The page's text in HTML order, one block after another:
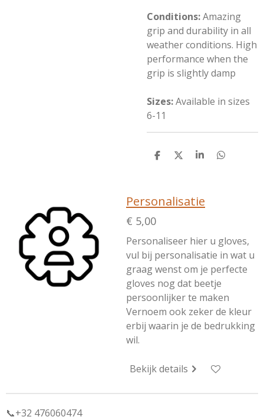
Conditions:Amazing
grip and durability in all
weather conditions. High
performance when the
grip is slightly damp
Sizes:Available in sizes
6-11
D
D
S
D
Personalisatie
€ 5,00
Personaliseer hier u gloves,
vul bij personalisatie in wat u
graag wenst om je perfecte
gloves nog dat beetje
persoonlijker te maken
Vernoem ook zeker de kleur
erbij waarin je de bedrukking
wil.
Bekijk details
📞+32 476060474